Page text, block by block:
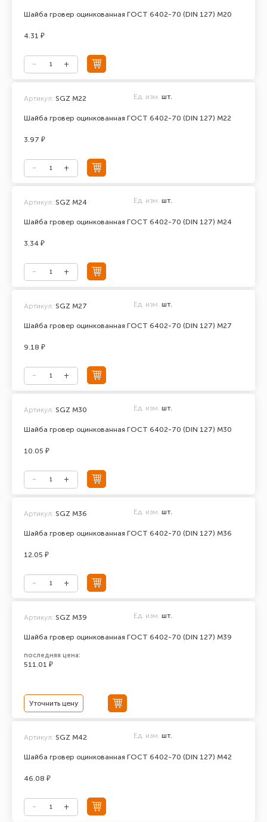
Шайба гровер оцинкованная ГОСТ 6402-70 (DIN 127) М20
4.31 ₽
Шайба гровер оцинкованная ГОСТ 6402-70 (DIN 127) М22
Артикул: SGZ М22 Ед. изм. шт.
3.97 ₽
Шайба гровер оцинкованная ГОСТ 6402-70 (DIN 127) М24
Артикул: SGZ M24 Ед. изм. шт.
3.34 ₽
Шайба гровер оцинкованная ГОСТ 6402-70 (DIN 127) М27
Артикул: SGZ М27 Ед. изм. шт.
9.18 ₽
Шайба гровер оцинкованная ГОСТ 6402-70 (DIN 127) М30
Артикул: SGZ M30 Ед. изм. шт.
10.05 ₽
Шайба гровер оцинкованная ГОСТ 6402-70 (DIN 127) М36
Артикул: SGZ М36 Ед. изм. шт.
12.05 ₽
Шайба гровер оцинкованная ГОСТ 6402-70 (DIN 127) М39
Артикул: SGZ М39 Ед. изм. шт.
последняя цена:
511.01 ₽
Уточнить цену
Шайба гровер оцинкованная ГОСТ 6402-70 (DIN 127) М42
Артикул: SGZ М42 Ед. изм. шт.
46.08 ₽